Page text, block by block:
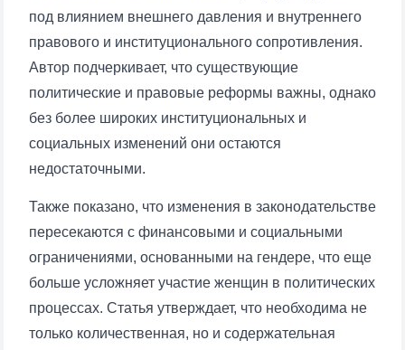
Ваше имя и фамилия
под влиянием внешнего давления и внутреннего
правового и институционального сопротивления.
Автор подчеркивает, что существующие
политические и правовые реформы важны, однако
без более широких институциональных и
социальных изменений они остаются
недостаточными.
Также показано, что изменения в законодательстве
пересекаются с финансовыми и социальными
ограничениями, основанными на гендере, что еще
больше усложняет участие женщин в политических
процессах. Статья утверждает, что необходима не
только количественная, но и содержательная